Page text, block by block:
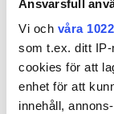
Ansvarsfull
Vi och våra
som t.ex. ditt
cookies för att
enhet för att
innehåll,